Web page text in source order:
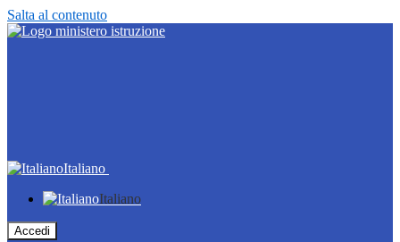
Salta al contenuto
Italiano
Italiano
Accedi